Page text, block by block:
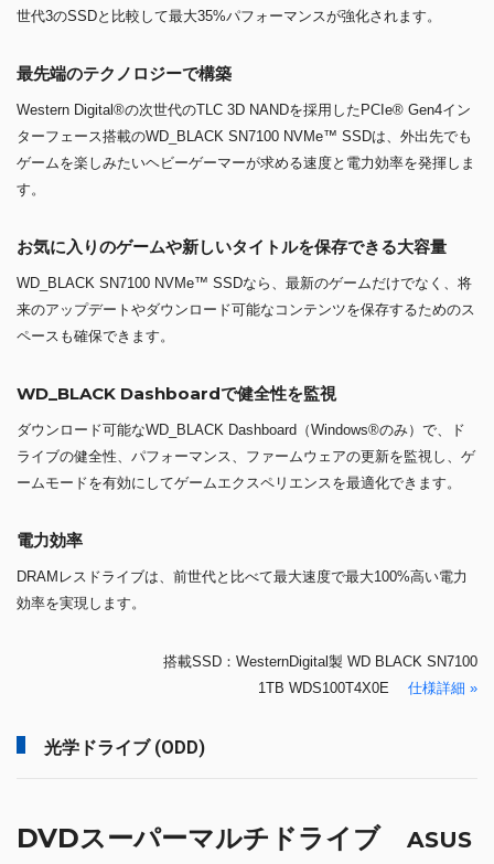
世代3のSSDと比較して最大35%パフォーマンスが強化されます。
最先端のテクノロジーで構築
Western Digital®の次世代のTLC 3D NANDを採用したPCIe® Gen4イン
ターフェース搭載のWD_BLACK SN7100 NVMe™ SSDは、外出先でも
ゲームを楽しみたいヘビーゲーマーが求める速度と電力効率を発揮しま
す。
お気に入りのゲームや新しいタイトルを保存できる大容量
WD_BLACK SN7100 NVMe™ SSDなら、最新のゲームだけでなく、将
来のアップデートやダウンロード可能なコンテンツを保存するためのス
ペースも確保できます。
WD_BLACK Dashboardで健全性を監視
ダウンロード可能なWD_BLACK Dashboard（Windows®のみ）で、ド
ライブの健全性、パフォーマンス、ファームウェアの更新を監視し、ゲ
ームモードを有効にしてゲームエクスペリエンスを最適化できます。
電力効率
DRAMレスドライブは、前世代と比べて最大速度で最大100%高い電力
効率を実現します。
搭載SSD：WesternDigital製 WD BLACK SN7100
1TB WDS100T4X0E 仕様詳細 »
光学ドライブ (ODD)
DVDスーパーマルチドライブ ASUS